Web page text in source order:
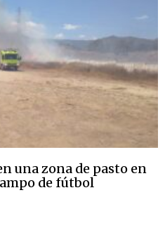
una zona de pasto en
de fútbol